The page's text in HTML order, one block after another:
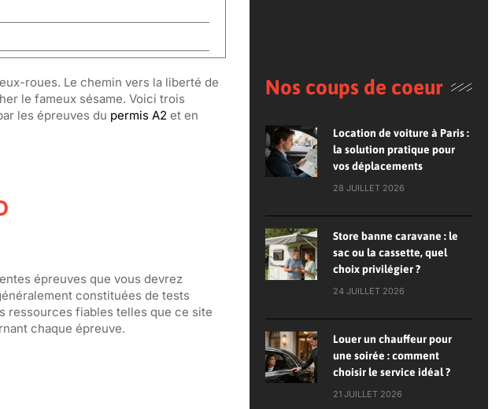
roues. Le chemin vers la liberté de
le fameux sésame. Voici trois
les épreuves du permis A2 et en
épreuves que vous devrez
constituées de tests
ressources fiables telles que ce site
chaque épreuve.
Nos coups de coeur
Location de voiture à Paris :
la solution pratique pour
vos déplacements
28 JUILLET 2026
Store banne caravane : le
sac ou la cassette, quel
choix privilégier ?
24 JUILLET 2026
Louer un chauffeur pour
une soirée : comment
choisir le service idéal ?
21 JUILLET 2026